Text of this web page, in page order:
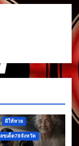
ผีให้หวย
ลขเด็ด78จังหวัด